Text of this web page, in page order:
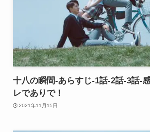
十八の瞬間-あらすじ-1話-2話-3話-
レでありで！
2021年11月15日